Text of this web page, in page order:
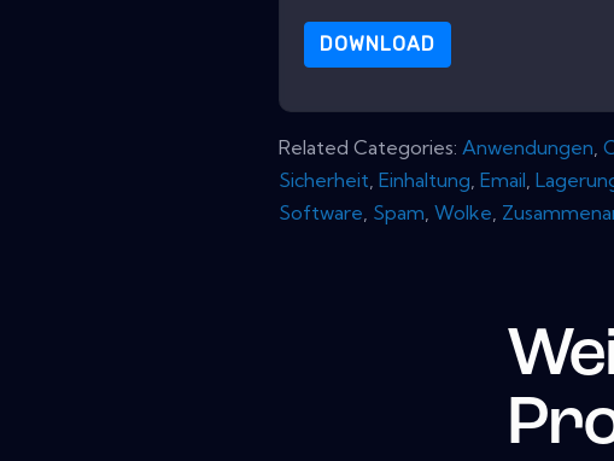
DOWNLOAD
Related Categories:Anwendungen,
Sicherheit,Einhaltung,Email,
Software, Spam,Wolke,